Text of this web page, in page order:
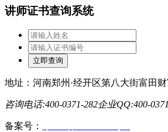
讲师证书查询系统
地址：河南郑州·经开区第八大街富田
咨询电话:400-0371-282企业QQ:400-
备案号：